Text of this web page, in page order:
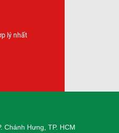
Hưng, TP. HCM